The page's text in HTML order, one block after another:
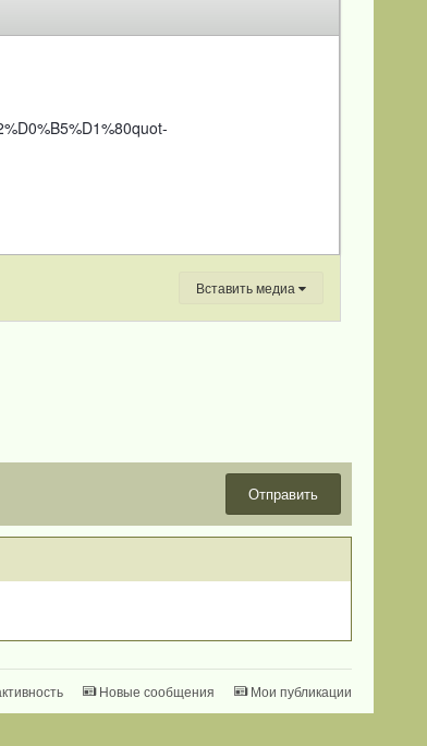
Вставить медиа
Отправить
Новые сообщения Мои публикации